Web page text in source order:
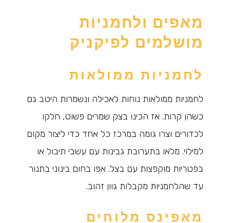
מאפים ולחמניות
מושלמים לפיקניק
לחמניות ממולאות
לחמניות ממולאות נוחות לאכילה ונשמרות היטב גם
כשהן קרות. אז הכינו בצק שמרים פשוט, חלקו
לכדורים וצרו גומה במרכז כל אחד כדי ליצור מקום
למילוי. מלאו בתערובת גבינות עם עשבי תיבול או
בפטריות מוקפצות עם בצל. אפו בחום בינוני בתנור
עד שהלחמניות מקבלות גוון זהוב.
מאפינס מלוחים